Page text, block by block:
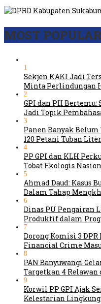
MOST POPULAR
1
Sekjen KAKI Jadi
Minta Perlindungan
2
GPI dan PII
Jadi Topik
3
Panen Banyak Belum
120 Petani Tuban
4
PP GPI dan KLH
Tobat Ekologis
5
Ahmad Daud: Kasus
Dalam Tahap
6
Dinas PU Pengairan
Produktif dalam
7
Dorong Komisi 3
Financial Crime
8
PAN Banyuwangi
Targetkan 4
9
Korwil PP GPI Ajak
Kelestarian